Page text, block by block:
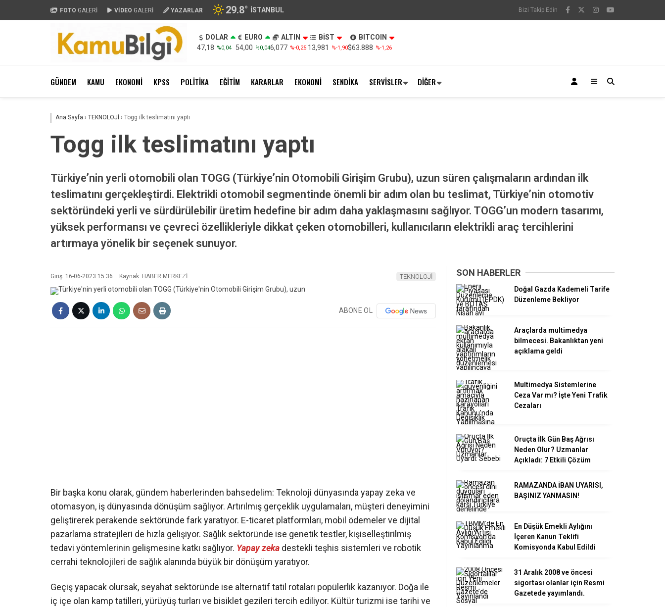
FOTO GALERİ VİDEO GALERİ YAZARLAR 29.8° İSTANBUL Bizi Takip Edin
DOLAR
47,18 %0,04
EURO
54,00 %0,04
ALTIN
6,077 %-0,25
BİST
13,981
%-1,90
BITCOIN
$63.888 %-1,26
GÜNDEM KAMU EKONOMİ KPSS POLİTİKA EĞİTİM KARARLAR EKONOMİ SENDİKA SERVİSLER DİĞER
Ana Sayfa › TEKNOLOJİ › Togg ilk teslimatını yaptı
Togg ilk teslimatını yaptı
Türkiye’nin yerli otomobili olan TOGG (Türkiye’nin Otomobili Girişim Grubu), uzun süren çalışmaların ardından ilk
teslimatını gerçekleştirdi. Elektrikli otomobil segmentinde önemli bir adım olan bu teslimat, Türkiye’nin otomotiv
sektöründeki yerli ve sürdürülebilir üretim hedefine bir adım daha yaklaşmasını sağlıyor. TOGG’un modern tasarımı,
yüksek performansı ve çevreci özellikleriyle dikkat çeken otomobilleri, kullanıcıların elektrikli araç tercihlerini
artırmaya yönelik bir seçenek sunuyor.
Giriş: 16-06-2023 15:36 Kaynak: HABER MERKEZİ TEKNOLOJİ
ABONE OL
Bir başka konu olarak, gündem haberlerinden bahsedelim: Teknoloji dünyasında yapay zeka ve
otomasyon, iş dünyasında dönüşüm sağlıyor. Artırılmış gerçeklik uygulamaları, müşteri deneyimini
geliştirerek perakende sektöründe fark yaratıyor. E-ticaret platformları, mobil ödemeler ve dijital
pazarlama stratejileri de hızla gelişiyor. Sağlık sektöründe ise genetik testler, kişiselleştirilmiş
tedavi yöntemlerinin gelişmesine katkı sağlıyor. Yapay zeka destekli teşhis sistemleri ve robotik
cerrahi teknolojileri de sağlık alanında büyük bir dönüşüm yaratıyor.
Geçiş yapacak olursak, seyahat sektöründe ise alternatif tatil rotaları popülerlik kazanıyor. Doğa ile
iç içe olan kamp tatilleri, yürüyüş turları ve bisiklet gezileri tercih ediliyor. Kültür turizmi ise tarihi ve
SON HABERLER
Doğal Gazda Kademeli Tarife
Düzenleme Bekliyor
Araçlarda multimedya
bilmecesi. Bakanlıktan yeni
açıklama geldi
Multimedya Sistemlerine
Ceza Var mı? İşte Yeni Trafik
Cezaları
Oruçta İlk Gün Baş Ağrısı
Neden Olur? Uzmanlar
Açıkladı: 7 Etkili Çözüm
RAMAZANDA İBAN UYARISI,
BAŞINIZ YANMASIN!
En Düşük Emekli Aylığını
İçeren Kanun Teklifi
Komisyonda Kabul Edildi
31 Aralık 2008 ve öncesi
sigortası olanlar için Resmi
Gazetede yayımlandı.